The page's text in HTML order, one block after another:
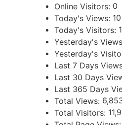
Online Visitors: 0
Today's Views: 10
Today's Visitors:
Yesterday's
Yesterday's
Last 7 Days
Last 30 Days
Last 365 Days
Total Views:
Total Visitors: